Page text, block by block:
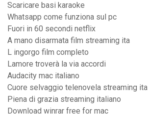
Scaricare basi karaoke
Whatsapp come funziona sul pc
Fuori in 60 secondi netflix
A mano disarmata film streaming ita
L ingorgo film completo
Lamore troverà la via accordi
Audacity mac italiano
Cuore selvaggio telenovela streaming ita
Piena di grazia streaming italiano
Download winrar free for mac